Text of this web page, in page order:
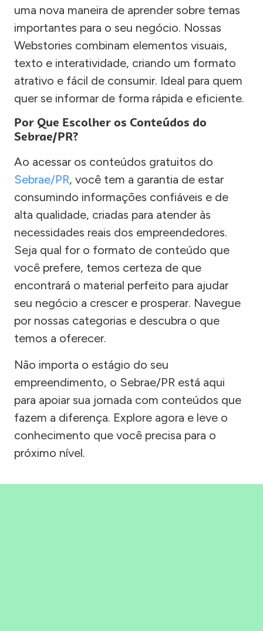
uma nova maneira de aprender sobre temas
importantes para o seu negócio. Nossas
Webstories combinam elementos visuais,
texto e interatividade, criando um formato
atrativo e fácil de consumir. Ideal para quem
quer se informar de forma rápida e eficiente.
Por Que Escolher os Conteúdos do
Sebrae/PR?
Ao acessar os conteúdos gratuitos do
Sebrae/PR, você tem a garantia de estar
consumindo informações confiáveis e de
alta qualidade, criadas para atender às
necessidades reais dos empreendedores.
Seja qual for o formato de conteúdo que
você prefere, temos certeza de que
encontrará o material perfeito para ajudar
seu negócio a crescer e prosperar. Navegue
por nossas categorias e descubra o que
temos a oferecer.
Não importa o estágio do seu
empreendimento, o Sebrae/PR está aqui
para apoiar sua jornada com conteúdos que
fazem a diferença. Explore agora e leve o
conhecimento que você precisa para o
próximo nível.